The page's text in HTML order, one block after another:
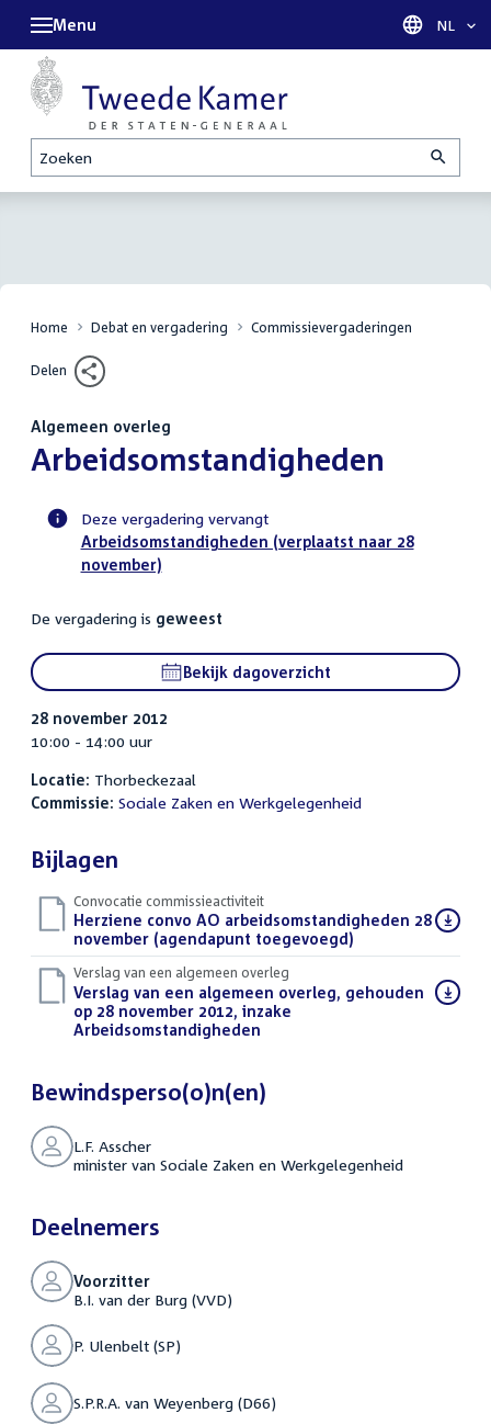
Zoeken
Menu Taal
NL
Home Debat en vergadering Commissievergaderingen
Delen
Algemeen overleg
Arbeidsomstandigheden
Voortgangsstatus
commissie
activiteit
Deze vergadering vervangt
Arbeidsomstandigheden (verplaatst naar 28
november)
De vergadering is geweest
Bekijk dagoverzicht
28 november 2012
10:00 - 14:00 uur
Locatie: Thorbeckezaal
Commissie: Sociale Zaken en Werkgelegenheid
Bijlagen
Convocatie commissieactiviteit
Download
bestand:
Herziene convo AO arbeidsomstandigheden 28
november (agendapunt toegevoegd)
Verslag van een algemeen overleg
Download
bestand:
Verslag van een algemeen overleg, gehouden
op 28 november 2012, inzake
Arbeidsomstandigheden
Bewindsperso(o)n(en)
L.F. Asscher
minister van Sociale Zaken en Werkgelegenheid
Deelnemers
Voorzitter
B.I. van der Burg (VVD)
P. Ulenbelt (SP)
S.P.R.A. van Weyenberg (D66)